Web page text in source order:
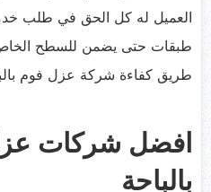
العميل له كل الحق في طلب
طبقات حتى يضمن للسطح
طريق كفاءة شركة عزل فوم
افضل شركات
بالباحة